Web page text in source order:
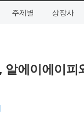
주제별 상장사
에이에이